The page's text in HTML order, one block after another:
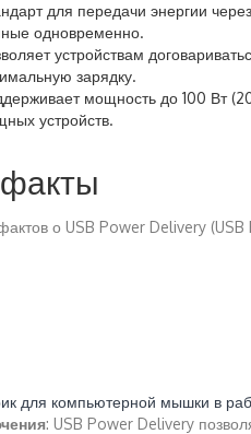
для передачи энергии
одновременно.
устройствам
зарядку.
мощность до 100 Вт
устройств.
о USB Power Delivery (USB
для компьютерной мышки в
: USB Power Delivery